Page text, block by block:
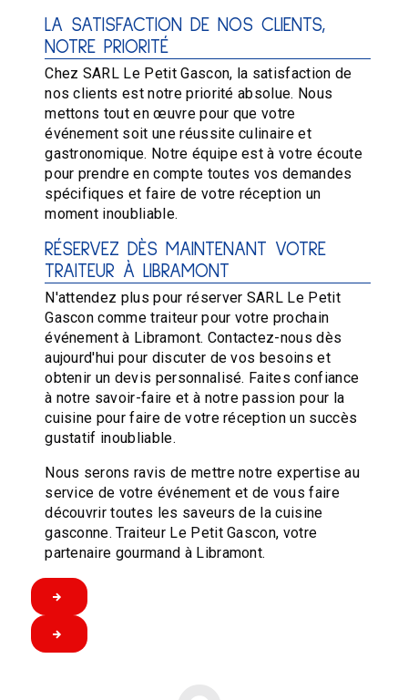
LA SATISFACTION DE NOS CLIENTS,
NOTRE PRIORITÉ
Chez SARL Le Petit Gascon, la satisfaction de
nos clients est notre priorité absolue. Nous
mettons tout en œuvre pour que votre
événement soit une réussite culinaire et
gastronomique. Notre équipe est à votre écoute
pour prendre en compte toutes vos demandes
spécifiques et faire de votre réception un
moment inoubliable.
RÉSERVEZ DÈS MAINTENANT VOTRE
TRAITEUR À LIBRAMONT
N'attendez plus pour réserver SARL Le Petit
Gascon comme traiteur pour votre prochain
événement à Libramont. Contactez-nous dès
aujourd'hui pour discuter de vos besoins et
obtenir un devis personnalisé. Faites confiance
à notre savoir-faire et à notre passion pour la
cuisine pour faire de votre réception un succès
gustatif inoubliable.
Nous serons ravis de mettre notre expertise au
service de votre événement et de vous faire
découvrir toutes les saveurs de la cuisine
gasconne. Traiteur Le Petit Gascon, votre
partenaire gourmand à Libramont.